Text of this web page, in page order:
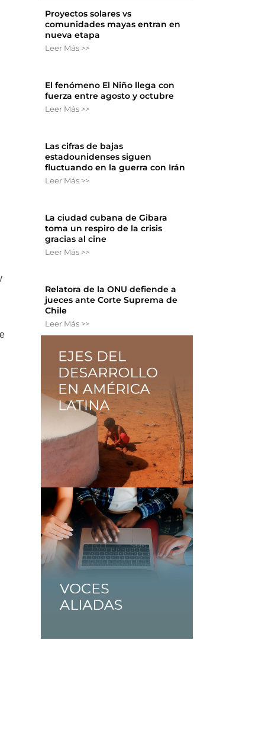
Proyectos solares vs
comunidades mayas entran en
nueva etapa
Leer Más >>
El fenómeno El Niño llega con
fuerza entre agosto y octubre
Leer Más >>
Las cifras de bajas
estadounidenses siguen
fluctuando en la guerra con Irán
Leer Más >>
La ciudad cubana de Gibara
toma un respiro de la crisis
gracias al cine
Leer Más >>
Relatora de la ONU defiende a
jueces ante Corte Suprema de
Chile
Leer Más >>